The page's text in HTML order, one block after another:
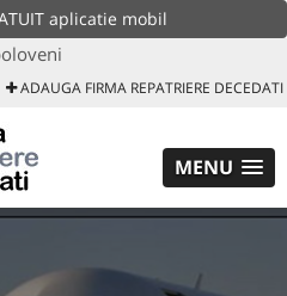
aplicatie mobil
ADAUGA FIRMA REPATRIERE DECEDATI
MENU